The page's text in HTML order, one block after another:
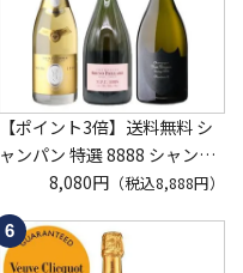
【ポイント3倍】送料無料 シ
ャンパン 特選 8888 シャンパ
ン福袋 第29弾 高級シャンパ
ン を探せ！ 超レアシャンパン
が入ってるかも!?【限定300セ
ット】 シャンパーニュ クリス
8,080円 （税込8,888円）